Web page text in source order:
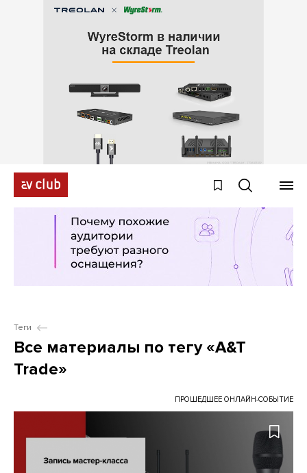
Теги
Все материалы по тегу «A&T
Trade»
ПРОШЕДШЕЕ ОНЛАЙН-СОБЫТИЕ